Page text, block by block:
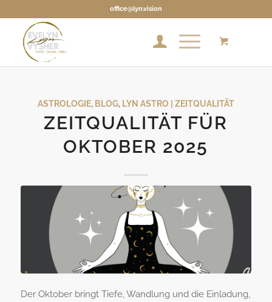
office@lyn.vision
ASTROLOGIE, BLOG, LYN ASTRO | ZEITQUALITÄT
ZEITQUALITÄT FÜR
OKTOBER 2025
Der Oktober bringt Tiefe, Wandlung und die Einladung,